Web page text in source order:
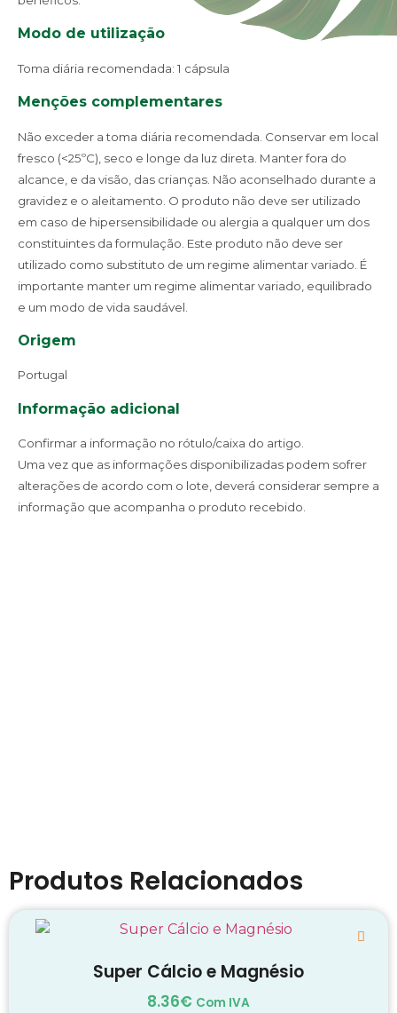
Modo de utilização
Toma diária recomendada: 1 cápsula
Menções complementares
Não exceder a toma diária recomendada. Conservar em local
fresco (<25ºC), seco e longe da luz direta. Manter fora do
alcance, e da visão, das crianças. Não aconselhado durante a
gravidez e o aleitamento. O produto não deve ser utilizado
em caso de hipersensibilidade ou alergia a qualquer um dos
constituintes da formulação. Este produto não deve ser
utilizado como substituto de um regime alimentar variado. É
importante manter um regime alimentar variado, equilibrado
e um modo de vida saudável.
Origem
Portugal
Informação adicional
Confirmar a informação no rótulo/caixa do artigo.
Uma vez que as informações disponibilizadas podem sofrer
alterações de acordo com o lote, deverá considerar sempre a
informação que acompanha o produto recebido.
Produtos Relacionados
Super Cálcio e Magnésio
8.36€ Com IVA